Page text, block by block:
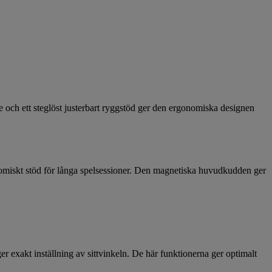
ett steglöst justerbart ryggstöd ger den ergonomiska designen
stöd för långa spelsessioner. Den magnetiska huvudkudden ger
exakt inställning av sittvinkeln. De här funktionerna ger optimalt